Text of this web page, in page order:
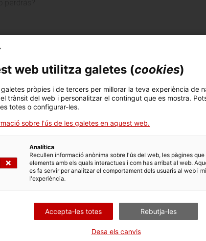
a tothom per descobrir totes les estances del
l’art i les plantes del recinte
en un entorn privilegiat
tresors del monestir
escolars de totes les edats.
Històries del
El santuari de la Reina
Elisenda va residir al
web utilitza galetes (cookies)
pròpies i de tercers per millorar la teva experiència de
trànsit del web i personalitzar el contingut que es mostra.
totes o configurar-les.
sobre l'ús de les galetes en aquest web.
Analítica
Recullen informació anònima sobre l'ús del web, les pàgines
elements amb els quals interactues i com has arribat al web.
es fa servir per analitzar el comportament dels usuaris al web i
l'experiència.
Accepta-les totes Rebutja-les
Desa els canvis